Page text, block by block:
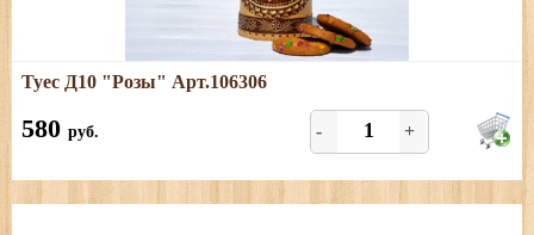
Подробнее
Размеры: диаметр - 10,5 см; высота (с хватком) - 20 см,
объём - 1 л.
Туес Д10 "Розы" Арт.106306
580 руб. - +